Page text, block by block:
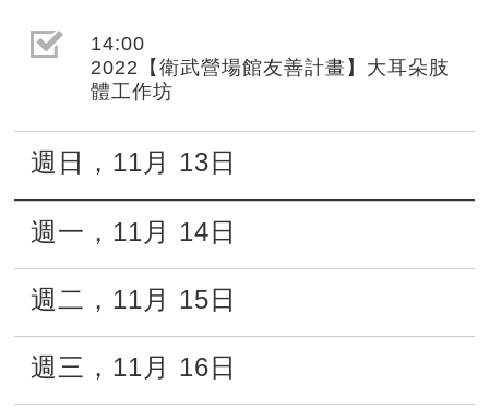
選取節目(未勾選)
14:00
2022【衛武營場館友善計畫】大耳朵肢
體工作坊
週日 ， 11月 13日
週一 ， 11月 14日
週二 ， 11月 15日
週三 ， 11月 16日